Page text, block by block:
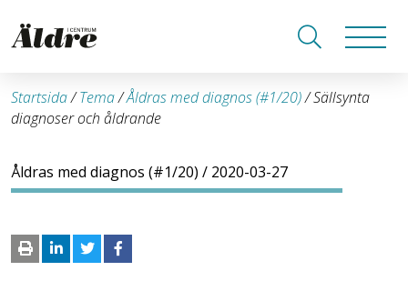
Startsida/Tema/Åldras med diagnos (#1/20)/Sällsynta
diagnoser och åldrande
Åldras med diagnos (#1/20) / 2020-03-27